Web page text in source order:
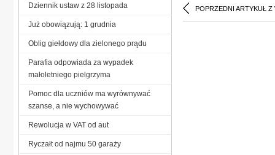
POPRZEDNI ARTYKUŁ Z
Dziennik ustaw z 28 listopada
Już obowiązują: 1 grudnia
Oblig giełdowy dla zielonego prądu
Parafia odpowiada za wypadek
małoletniego pielgrzyma
Pomoc dla uczniów ma wyrównywać
szanse, a nie wychowywać
Rewolucja w VAT od aut
Ryczałt od najmu 50 garaży